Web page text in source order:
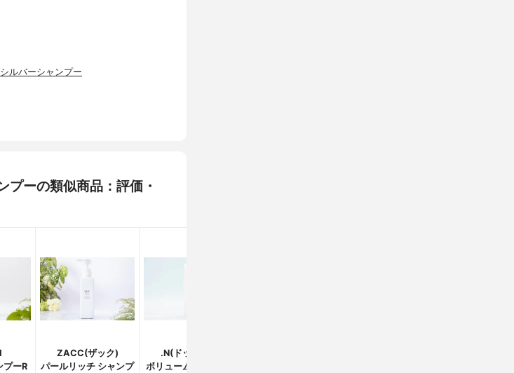
シルバーシャンプー
ーの類似商品：評価・
プーR
ZACC(ザック)
パールリッチ シャンプ
.N(ドットエヌ)
ボリュームアップシャ